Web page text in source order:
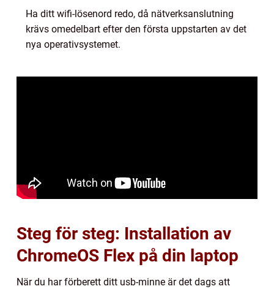
Ha ditt wifi-lösenord redo, då nätverksanslutning
krävs omedelbart efter den första uppstarten av det
nya operativsystemet.
Steg för steg: Installation av
ChromeOS Flex på din laptop
När du har förberett ditt usb-minne är det dags att